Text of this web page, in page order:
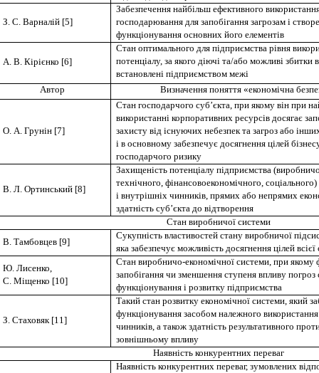
З. С. Варналій [5]
Забезпечення найбільш ефективного
господарювання для запобігання загрозам і
функціонування основних його елементів
А. В. Кірієнко [6]
Стан оптимального для підприємства рівня
потенціалу, за якого діючі та/або можливі
встановлені підприємством межі
Автор
Визначення поняття «економічна
О. А. Грунін [7]
Стан господарчого суб’єкта, при якому він при
використанні корпоративних ресурсів досягає
захисту від існуючих небезпек та загроз або
і в основному забезпечує досягнення цілей
господарчого ризику
В. Л. Ортинський [8]
Захищеність потенціалу підприємства
технічного, фінансовоекономічного, соціального)
і внутрішніх чинників, прямих або непрямих
здатність суб’єкта до відтворення
Стан виробничої системи
В. Тамбовцев [9]
Сукупність властивостей стану виробничої
яка забезпечує можливість досягнення цілей
Ю. Лисенко,
С. Міщенко [10]
Стан виробничо-економічної системи, при якому
запобігання чи зменшення ступеня впливу погроз
функціонування і розвитку підприємства
З. Стаховяк [11]
Такий стан розвитку економічної системи, який
функціонування засобом належного
чинників, а також здатність результативного
зовнішньому впливу
Наявність конкурентних переваг
Наявність конкурентних переваг, зумовлених